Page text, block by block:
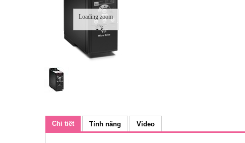
Loading zoom
Chi tiết Tính năng Video